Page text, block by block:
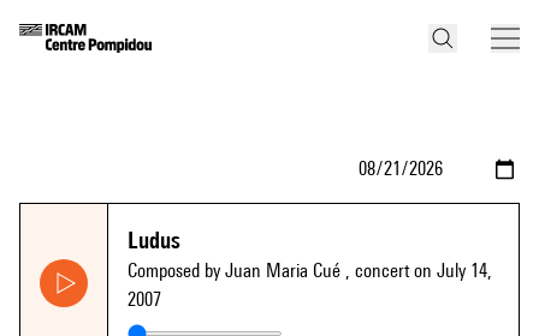
Ludus
Composed by Juan Maria Cué , concert on July 14,
2007